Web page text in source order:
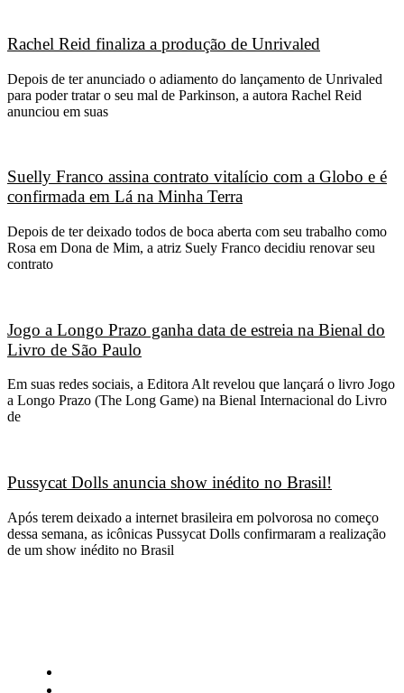
Rachel Reid finaliza a produção de Unrivaled
Depois de ter anunciado o adiamento do lançamento de Unrivaled
para poder tratar o seu mal de Parkinson, a autora Rachel Reid
anunciou em suas
Suelly Franco assina contrato vitalício com a Globo e é
confirmada em Lá na Minha Terra
Depois de ter deixado todos de boca aberta com seu trabalho como
Rosa em Dona de Mim, a atriz Suely Franco decidiu renovar seu
contrato
Jogo a Longo Prazo ganha data de estreia na Bienal do
Livro de São Paulo
Em suas redes sociais, a Editora Alt revelou que lançará o livro Jogo
a Longo Prazo (The Long Game) na Bienal Internacional do Livro
de
Pussycat Dolls anuncia show inédito no Brasil!
Após terem deixado a internet brasileira em polvorosa no começo
dessa semana, as icônicas Pussycat Dolls confirmaram a realização
de um show inédito no Brasil